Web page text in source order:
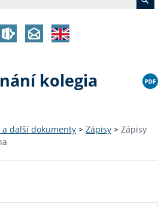
kolegia
a další dokumenty > Zápisy > Zápisy